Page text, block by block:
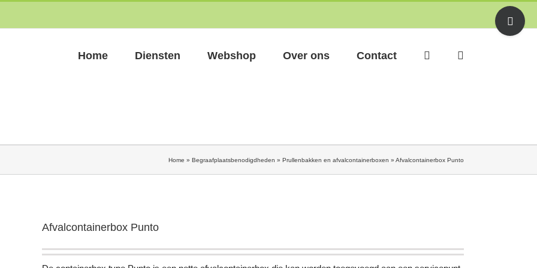
Home Diensten Webshop Over ons Contact
Home » Begraafplaatsbenodigdheden » Prullenbakken en afvalcontainerboxen » Afvalcontainerbox Punto
Afvalcontainerbox Punto
Toggle
Sliding
Bar